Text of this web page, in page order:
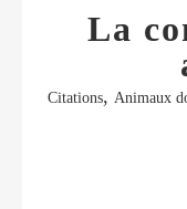
La
Citations, Animaux